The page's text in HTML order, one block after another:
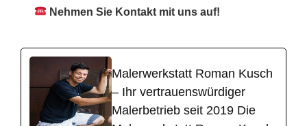
Nehmen Sie Kontakt mit uns auf!
Malerwerkstatt Roman Kusch
– Ihr vertrauenswürdiger
Malerbetrieb seit 2019 Die